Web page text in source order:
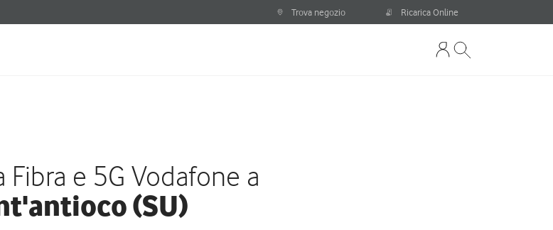
Trova negozio Ricarica Online
Fibra e 5G Vodafone a
(SU)